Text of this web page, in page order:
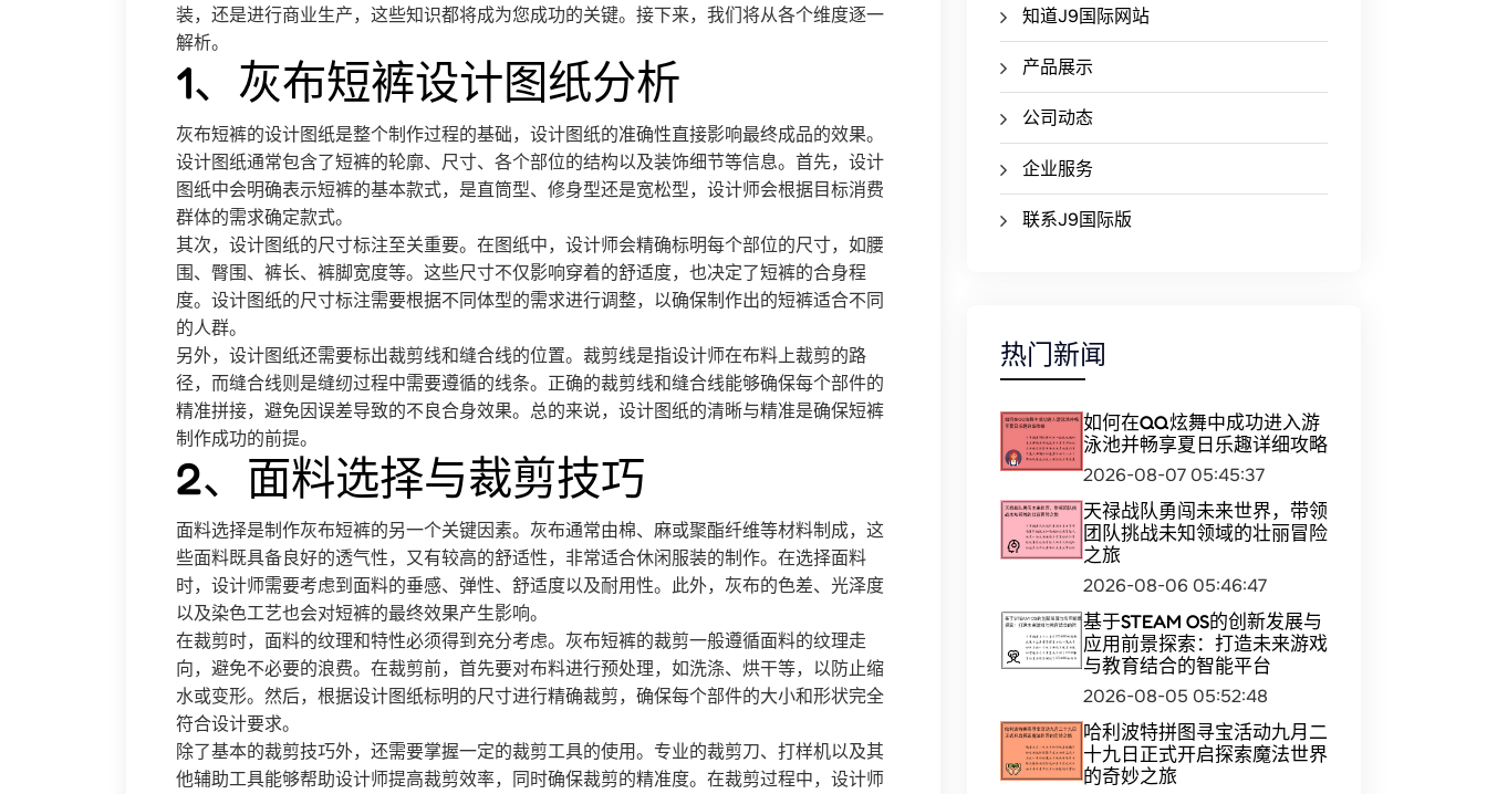
装，还是进行商业生产，这些知识都将成为您成功的关键。接下来，我们将从各个维度逐一
解析。
1、灰布短裤设计图纸分析
灰布短裤的设计图纸是整个制作过程的基础，设计图纸的准确性直接影响最终成品的效果。
设计图纸通常包含了短裤的轮廓、尺寸、各个部位的结构以及装饰细节等信息。首先，设计
图纸中会明确表示短裤的基本款式，是直筒型、修身型还是宽松型，设计师会根据目标消费
群体的需求确定款式。
其次，设计图纸的尺寸标注至关重要。在图纸中，设计师会精确标明每个部位的尺寸，如腰
围、臀围、裤长、裤脚宽度等。这些尺寸不仅影响穿着的舒适度，也决定了短裤的合身程
度。设计图纸的尺寸标注需要根据不同体型的需求进行调整，以确保制作出的短裤适合不同
的人群。
另外，设计图纸还需要标出裁剪线和缝合线的位置。裁剪线是指设计师在布料上裁剪的路
径，而缝合线则是缝纫过程中需要遵循的线条。正确的裁剪线和缝合线能够确保每个部件的
精准拼接，避免因误差导致的不良合身效果。总的来说，设计图纸的清晰与精准是确保短裤
制作成功的前提。
2、面料选择与裁剪技巧
面料选择是制作灰布短裤的另一个关键因素。灰布通常由棉、麻或聚酯纤维等材料制成，这
些面料既具备良好的透气性，又有较高的舒适性，非常适合休闲服装的制作。在选择面料
时，设计师需要考虑到面料的垂感、弹性、舒适度以及耐用性。此外，灰布的色差、光泽度
以及染色工艺也会对短裤的最终效果产生影响。
在裁剪时，面料的纹理和特性必须得到充分考虑。灰布短裤的裁剪一般遵循面料的纹理走
向，避免不必要的浪费。在裁剪前，首先要对布料进行预处理，如洗涤、烘干等，以防止缩
水或变形。然后，根据设计图纸标明的尺寸进行精确裁剪，确保每个部件的大小和形状完全
符合设计要求。
除了基本的裁剪技巧外，还需要掌握一定的裁剪工具的使用。专业的裁剪刀、打样机以及其
他辅助工具能够帮助设计师提高裁剪效率，同时确保裁剪的精准度。在裁剪过程中，设计师
知道J9国际网站
产品展示
公司动态
企业服务
联系J9国际版
热门新闻
如何在QQ炫舞中成功进入游
泳池并畅享夏日乐趣详细攻略
2026-08-07 05:45:37
天禄战队勇闯未来世界，带领
团队挑战未知领域的壮丽冒险
之旅
2026-08-06 05:46:47
基于STEAM OS的创新发展与
应用前景探索：打造未来游戏
与教育结合的智能平台
2026-08-05 05:52:48
哈利波特拼图寻宝活动九月二
十九日正式开启探索魔法世界
的奇妙之旅